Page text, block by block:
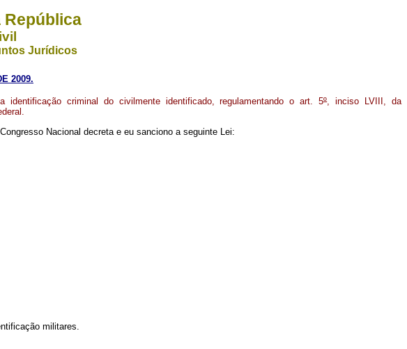
República
Jurídicos
2009.
identificação criminal do civilmente identificado, regulamentando o art. 5º, inciso LVIII, da
Nacional decreta e eu sanciono a seguinte Lei:
militares.